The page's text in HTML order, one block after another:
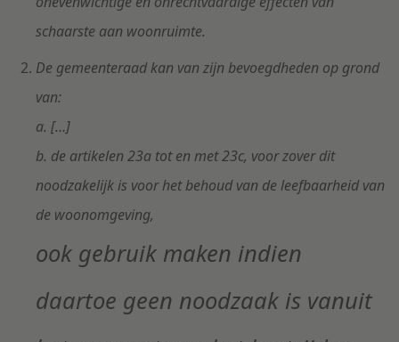
schaarste aan woonruimte.
De gemeenteraad kan van zijn bevoegdheden op grond
van:
a. […]
b. de artikelen 23a tot en met 23c, voor zover dit
noodzakelijk is voor het behoud van de leefbaarheid van
de woonomgeving,
ook gebruik maken indien
daartoe geen noodzaak is vanuit